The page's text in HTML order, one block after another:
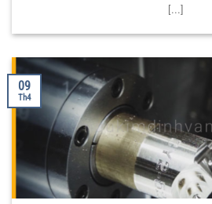
[...]
09
Th4